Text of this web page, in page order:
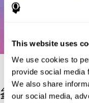
This website uses
We use cookies to
provide social media
We also share
our social media,
參考文獻